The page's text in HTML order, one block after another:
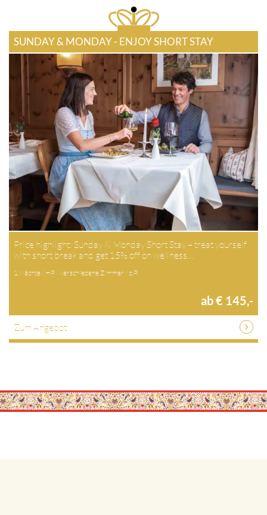
SUNDAY & MONDAY - ENJOY SHORT STAY
Price highlight: Sunday & Monday Short Stay – treat yourself
with short break and get 15% off on wellness…
1 Nächte / HP / verschiedene Zimmer / p.P.
ab € 145,-
Zum Angebot